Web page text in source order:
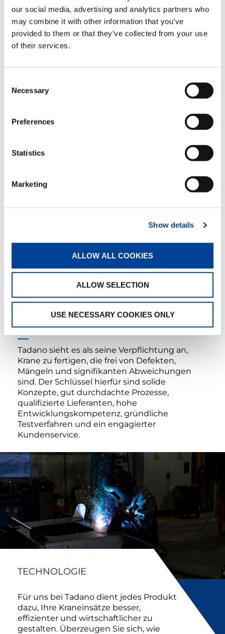
our social media, advertising and analytics partners who
may combine it with other information that you’ve
provided to them or that they’ve collected from your use
of their services.
Selection
Necessary
Preferences
Statistics
Marketing
Show details
ALLOW ALL COOKIES
ALLOW SELECTION
USE NECESSARY COOKIES ONLY
Fertigungsprozess sowie in jeder einzelnen, im
Kran verbauten Premiumkomponente. Wenn
Sie sich für Tadano entscheiden, profitieren Sie
von reduzierten Ersatzteil- und
Wartungsanforderungen sowie weniger
für Sie: Eine höhere Investitionsrendite sowie
die geringsten Haltungs- und Betriebskosten
aller Krane auf dem Markt.
effizientes Arbeiten mit weniger Stillständen.
Unterm Strich bedeutet das für Sie: Höhere
Haltungs- und Betriebskosten aller Krane auf
EINGEBAUTE LANGLEBIGKEIT.
Design, kombiniert mit erstklassigen
Fertigungsprozessen und Komponenten
bedeutet: Tadano Krane sind kaum kaputt zu
ZUVERLÄSSIGKEIT.
Tadano sieht es als seine Verpflichtung an,
Krane zu fertigen, die frei von Defekten,
Mängeln und signifikanten Abweichungen
sind. Der Schlüssel hierfür sind solide
Konzepte, gut durchdachte Prozesse,
qualifizierte Lieferanten, hohe
Entwicklungskompetenz, gründliche
Testverfahren und ein engagierter
Kundenservice.
TECHNOLOGIE
Für uns bei Tadano dient jedes Produkt
dazu, Ihre Kraneinsätze besser,
effizienter und wirtschaftlicher zu
gestalten. Überzeugen Sie sich, wie